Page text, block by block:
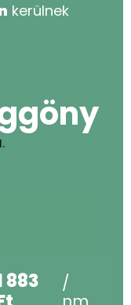
kerülnek
883
/